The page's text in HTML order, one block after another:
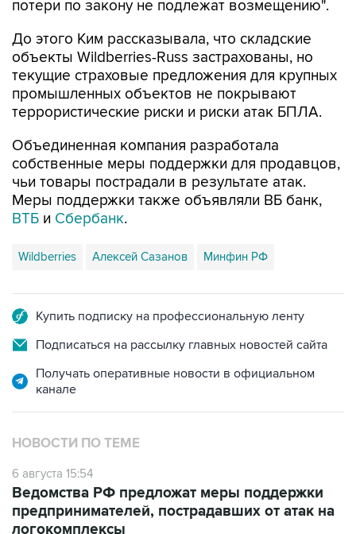
потери по закону не подлежат возмещению".
До этого Ким рассказывала, что складские
объекты Wildberries-Russ застрахованы, но
текущие страховые предложения для крупных
промышленных объектов не покрывают
террористические риски и риски атак БПЛА.
Объединенная компания разработала
собственные меры поддержки для продавцов,
чьи товары пострадали в результате атак.
Меры поддержки также объявляли ВБ банк,
ВТБ и Сбербанк.
Wildberries Алексей Сазанов Минфин РФ
Купить подписку на профессиональную ленту
Подписаться на рассылку главных новостей сайта
Получать оперативные новости в официальном
канале
НОВОСТИ ПО ТЕМЕ
6 августа 15:54
Ведомства РФ предложат меры поддержки
предпринимателей, пострадавших от атак на
логокомплексы